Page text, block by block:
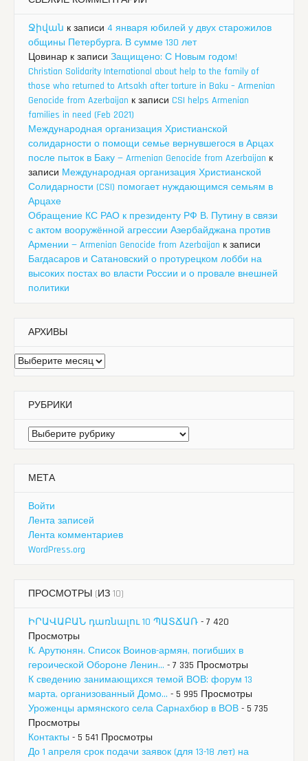
Ջիվան к записи 4 января юбилей у двух старожилов
общины Петербурга. В сумме 130 лет
Цовинар к записи Защищено: С Новым годом!
Christian Solidarity International about help to the family of
those who returned to Artsakh after torture in Baku – Armenian
Genocide from Azerbaijan к записи CSI helps Armenian
families in need (Feb 2021)
Международная организация Христианской
солидарности о помощи семье вернувшегося в Арцах
после пыток в Баку — Armenian Genocide from Azerbaijan к
записи Международная организация Христианской
Солидарности (CSI) помогает нуждающимся семьям в
Арцахе
Обращение КС РАО к президенту РФ В. Путину в связи
с актом вооружённой агрессии Азербайджана против
Армении — Armenian Genocide from Azerbaijan к записи
Багдасаров и Сатановский о протурецком лобби на
высоких постах во власти России и о провале внешней
политики
АРХИВЫ
Архивы
РУБРИКИ
Рубрики
МЕТА
Войти
Лента записей
Лента комментариев
WordPress.org
ПРОСМОТРЫ (ИЗ 10)
ԻՐԱՎԱԲԱՆ դառնալու 10 ՊԱՏՃԱՌ - 7 420
Просмотры
К. Арутюнян. Список Воинов-армян, погибших в
героической Обороне Ленин... - 7 335 Просмотры
К сведению занимающихся темой ВОВ: форум 13
марта, организованный Домо... - 5 995 Просмотры
Уроженцы армянского села Сарнахбюр в ВОВ - 5 735
Просмотры
Контакты - 5 541 Просмотры
До 1 апреля срок подачи заявок (для 13-18 лет) на